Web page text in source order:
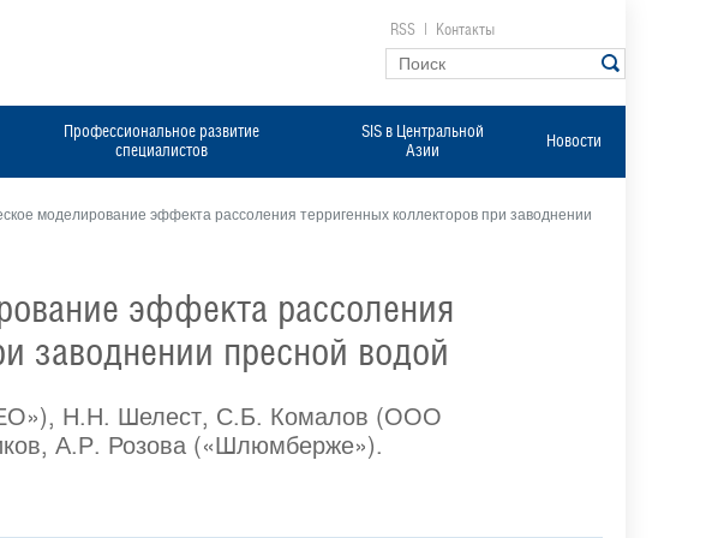
RSS Контакты
Профессиональное развитие
специалистов
SIS в Центральной
Азии
Новости
моделирование эффекта рассоления терригенных коллекторов при заводнении
эффекта рассоления
заводнении пресной водой
Н.Н. Шелест, С.Б. Комалов (ООО
А.Р. Розова («Шлюмберже»).